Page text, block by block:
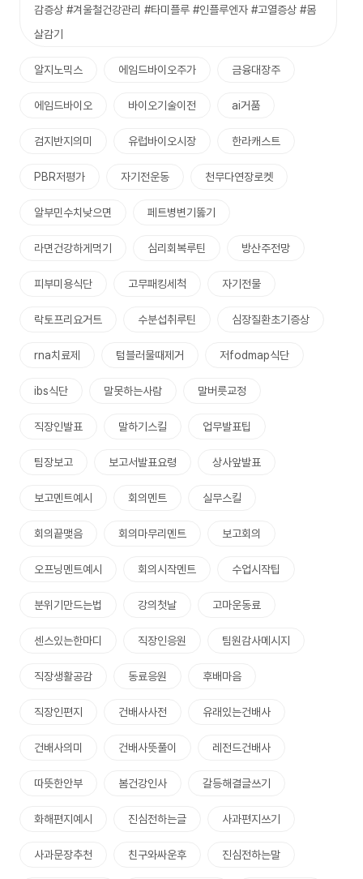
감증상 #겨울철건강관리 #타미플루 #인플루엔자 #고열증상 #몸
살감기
알지노믹스 에임드바이오주가 금융대장주
에임드바이오 바이오기술이전 ai거품
검지반지의미 유럽바이오시장 한라캐스트
PBR저평가 자기전운동 천무다연장로켓
알부민수치낮으면 페트병변기뚫기
라면건강하게먹기 심리회복루틴 방산주전망
피부미용식단 고무패킹세척 자기전물
락토프리요거트 수분섭취루틴 심장질환초기증상
rna치료제 텀블러물때제거 저fodmap식단
ibs식단 말못하는사람 말버릇교정
직장인발표 말하기스킬 업무발표팁
팀장보고 보고서발표요령 상사앞발표
보고멘트예시 회의멘트 실무스킬
회의끝맺음 회의마무리멘트 보고회의
오프닝멘트예시 회의시작멘트 수업시작팁
분위기만드는법 강의첫날 고마운동료
센스있는한마디 직장인응원 팀원감사메시지
직장생활공감 동료응원 후배마음
직장인편지 건배사사전 유래있는건배사
건배사의미 건배사뜻풀이 레전드건배사
따뜻한안부 봄건강인사 갈등해결글쓰기
화해편지예시 진심전하는글 사과편지쓰기
사과문장추천 친구와싸운후 진심전하는말